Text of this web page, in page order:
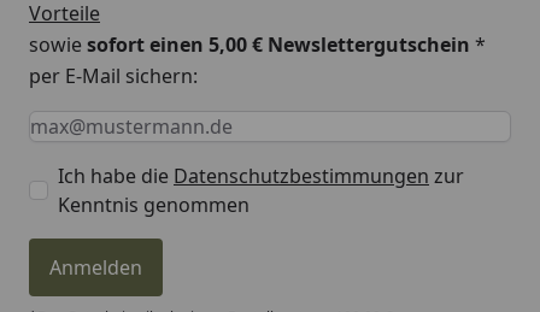
Vorteile
sowiesofort einen 5,00 € Newslettergutschein *
per E-Mail sichern:
Keine Eingabe erforderlich
Eingabe erforderlich
E-Mail *
Ich habe die Datenschutzbestimmungen zur
Kenntnis genommen
Anmelden